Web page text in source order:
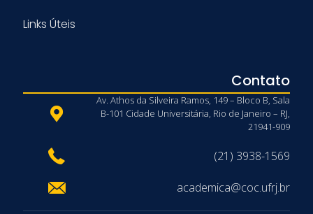
Links Úteis
Contato
Av. Athos da Silveira Ramos, 149 – Bloco B, Sala
B-101 Cidade Universitária, Rio de Janeiro – RJ,
21941-909
(21) 3938-1569
academica@coc.ufrj.br